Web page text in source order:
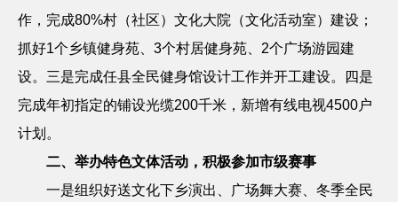
作，完成80%村（社区）文化大院（文化活动室）建设；
抓好1个乡镇健身苑、 3个村居健身苑、 2个广场游园建
设。三是完成任县全民健身馆设计工作并开工建设。四是
完成年初指定的铺设光缆200千米，新增有线电视4500户
计划。
二、举办特色文体活动，积极参加市级赛事
一是组织好送文化下乡演出、广场舞大赛、冬季全民